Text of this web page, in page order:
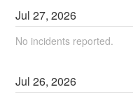
Jul27,2026
No incidents reported.
Jul26,2026